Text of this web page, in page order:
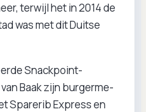
terwijl het in 2014 de
was met dit Duitse
Snackpoint-
Baak zijn burgerme-
Sparerib Express en